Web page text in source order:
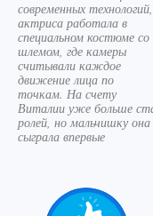
современных технологий,
актриса работала в
специальном костюме со
шлемом, где камеры
считывали каждое
движение лица по
точкам. На счету
Виталии уже больше
ролей, но мальчишку она
сыграла впервые